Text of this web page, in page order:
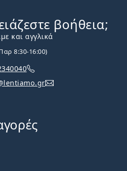
βοήθεια;
και αγγλικά
8:30-16:00)